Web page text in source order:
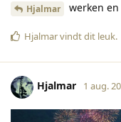
Hjalmar werken
Hjalmarvindt dit leuk.
Hjalmar 1 aug.